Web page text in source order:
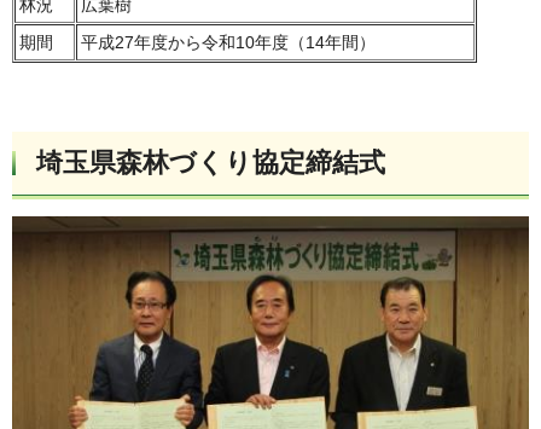
林況
広葉樹
期間
平成27年度から令和10年度（14年間）
埼玉県森林づくり協定締結式